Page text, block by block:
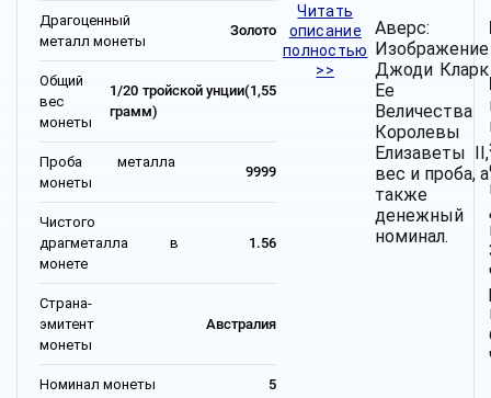
Драгоценный
металл монеты
Золото
Общий
вес
монеты
1/20 тройской унции(1,55
грамм)
Проба металла
монеты
9999
Чистого
драгметалла в
монете
1.56
Страна-
эмитент
монеты
Австралия
Номинал монеты 5
Читать
описание
полностью
>>
Аверс:
Изображение
Джоди Кларк
Ее
Величества
Королевы
Елизаветы II,
вес и проба, а
также
денежный
номинал.